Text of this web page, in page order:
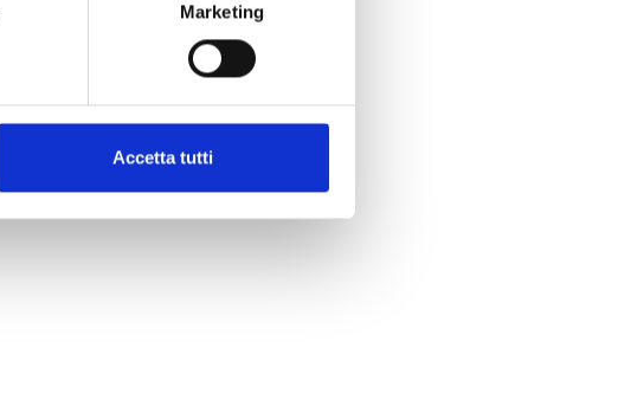
Marketing
Accetta tutti